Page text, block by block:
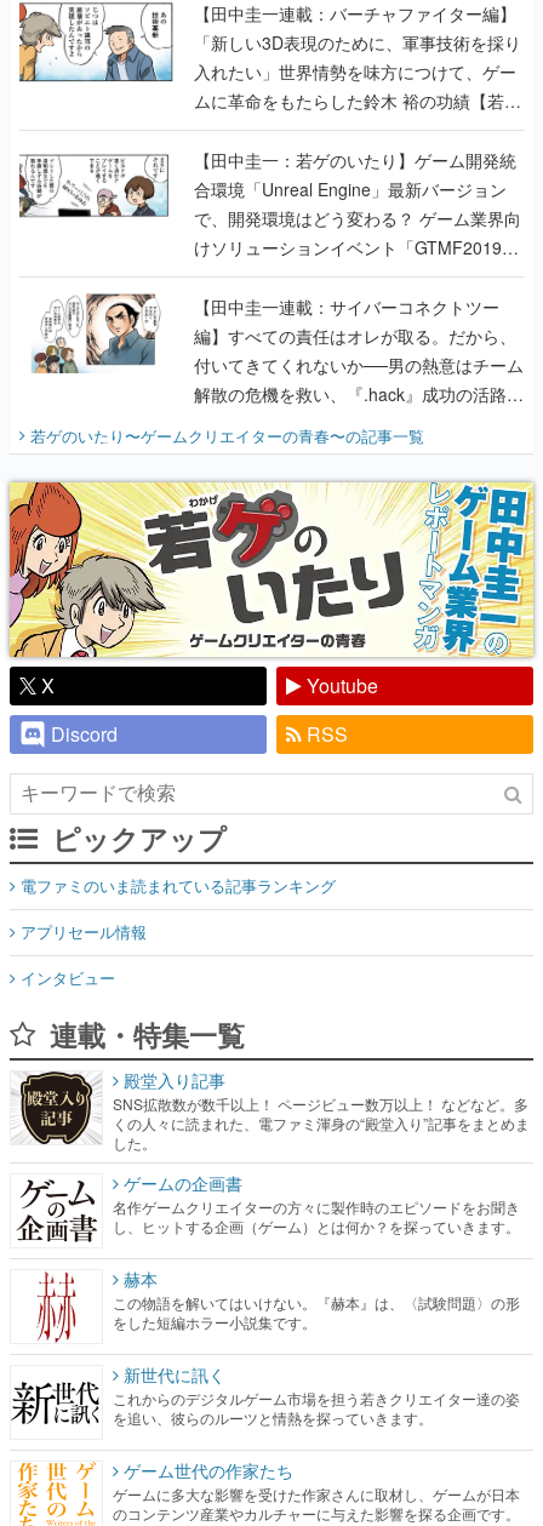
【田中圭一連載：バーチャファイター編】
「新しい3D表現のために、軍事技術を採り
入れたい」世界情勢を味方につけて、ゲー
ムに革命をもたらした鈴木 裕の功績【若ゲ
のいたり】
【田中圭一：若ゲのいたり】ゲーム開発統
合環境「Unreal Engine」最新バージョン
で、開発環境はどう変わる？ ゲーム業界向
けソリューションイベント「GTMF2019」
に行って、より理解を深めよう【PR】
【田中圭一連載：サイバーコネクトツー
編】すべての責任はオレが取る。だから、
付いてきてくれないか──男の熱意はチーム
解散の危機を救い、『.hack』成功の活路を
開く。業界の快男児・松山 洋に流れる血は
『少年ジャンプ』色だった【若ゲのいた
り】
若ゲのいたり〜ゲームクリエイターの青春〜の記事一覧
X
Youtube
Discord
RSS
ピックアップ
電ファミのいま読まれている記事ランキング
アプリセール情報
インタビュー
連載・特集一覧
殿堂入り記事
SNS拡散数が数千以上！ ページビュー数万以上！ などなど。多
くの人々に読まれた、電ファミ渾身の“殿堂入り”記事をまとめま
した。
ゲームの企画書
名作ゲームクリエイターの方々に製作時のエピソードをお聞き
し、ヒットする企画（ゲーム）とは何か？を探っていきます。
赫本
この物語を解いてはいけない。『赫本』は、〈試験問題〉の形
をした短編ホラー小説集です。
新世代に訊く
これからのデジタルゲーム市場を担う若きクリエイター達の姿
を追い、彼らのルーツと情熱を探っていきます。
ゲーム世代の作家たち
ゲームに多大な影響を受けた作家さんに取材し、ゲームが日本
のコンテンツ産業やカルチャーに与えた影響を探る企画です。